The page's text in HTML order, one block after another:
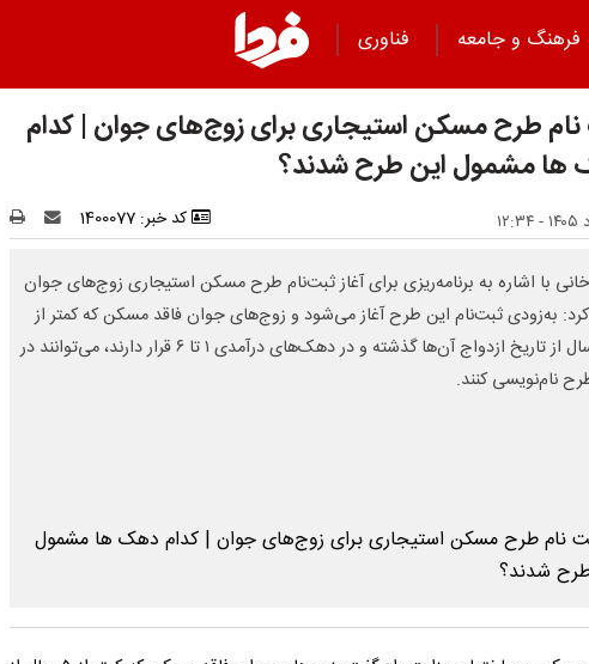
فرهنگ و جامعه فناوری
طرح مسکن استیجاری برای زوج‌های جوان | کدام
مشمول این طرح شدند؟
کد خبر: 1400077
با اشاره به برنامه‌ریزی برای آغاز ثبت‌نام طرح مسکن استیجاری زوج‌های جوان
به‌زودی ثبت‌نام این طرح آغاز می‌شود و زوج‌های جوان فاقد مسکن که کمتر از
پنج سال از تاریخ ازدواج آن‌ها گذشته و در دهک‌های درآمدی ۱ تا ۶ قرار دارند، می‌توانند در
نام‌نویسی کنند.